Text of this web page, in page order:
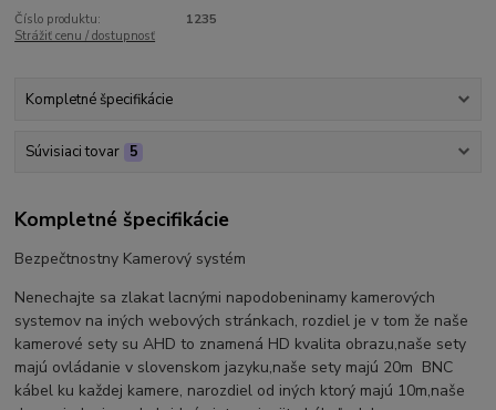
Číslo produktu:
1235
Strážiť cenu / dostupnosť
Kompletné špecifikácie
Súvisiaci tovar 5
Kompletné špecifikácie
Bezpečtnostny Kamerový systém
Nenechajte sa zlakat lacnými napodobeninamy kamerových
systemov na iných webových stránkach, rozdiel je v tom že naše
kamerové sety su AHD to znamená HD kvalita obrazu,naše sety
majú ovládanie v slovenskom jazyku,naše sety majú 20m BNC
kábel ku každej kamere, narozdiel od iných ktorý majú 10m,naše